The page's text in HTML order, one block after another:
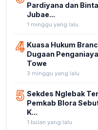
Pardiyana dan
Jubae...
1 minggu yang lalu
4 Kuasa Hukum
Dugaan
Towe
3 minggu yang lalu
5 Sekdes Nglebak
Pemkab Blora
K...
1 bulan yang lalu